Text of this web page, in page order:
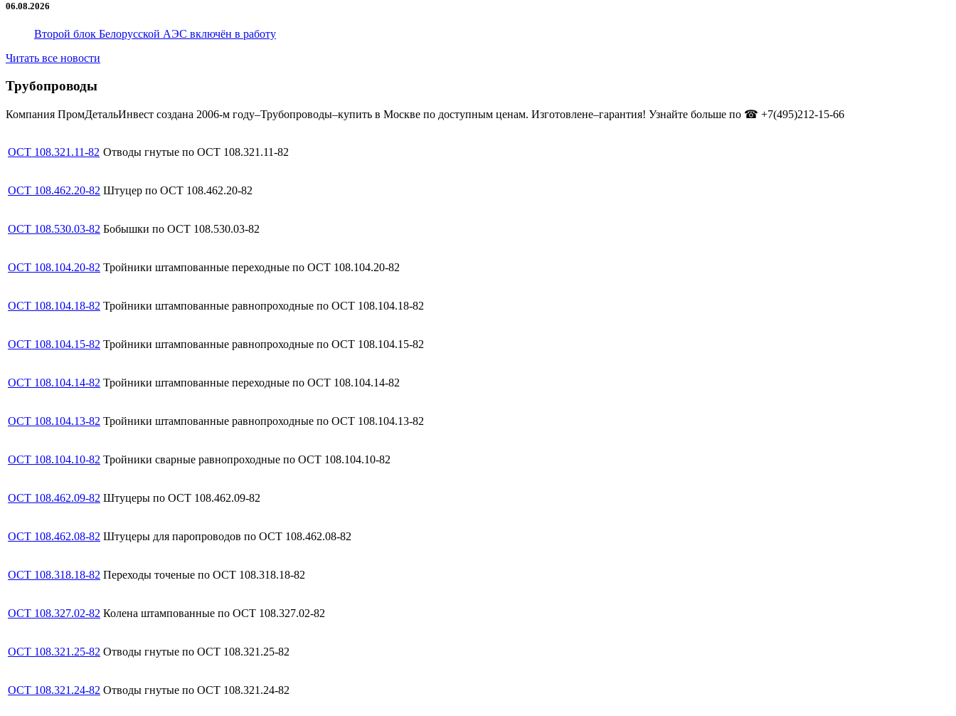
06.08.2026
Второй блок Белорусской АЭС включён в работу
Читать все новости
Трубопроводы
Компания ПромДетальИнвест создана 2006-м году–Трубопроводы–купить в Москве по доступным ценам. Изготовлене–гарантия! Узнайте больше по ☎ +7(495)212-15-66
ОСТ 108.321.11-82 Отводы гнутые по ОСТ 108.321.11-82
ОСТ 108.462.20-82 Штуцер по ОСТ 108.462.20-82
ОСТ 108.530.03-82 Бобышки по ОСТ 108.530.03-82
ОСТ 108.104.20-82 Тройники штампованные переходные по ОСТ 108.104.20-82
ОСТ 108.104.18-82 Тройники штампованные равнопроходные по ОСТ 108.104.18-82
ОСТ 108.104.15-82 Тройники штампованные равнопроходные по ОСТ 108.104.15-82
ОСТ 108.104.14-82 Тройники штампованные переходные по ОСТ 108.104.14-82
ОСТ 108.104.13-82 Тройники штампованные равнопроходные по ОСТ 108.104.13-82
ОСТ 108.104.10-82 Тройники сварные равнопроходные по ОСТ 108.104.10-82
ОСТ 108.462.09-82 Штуцеры по ОСТ 108.462.09-82
ОСТ 108.462.08-82 Штуцеры для паропроводов по ОСТ 108.462.08-82
ОСТ 108.318.18-82 Переходы точеные по ОСТ 108.318.18-82
ОСТ 108.327.02-82 Колена штампованные по ОСТ 108.327.02-82
ОСТ 108.321.25-82 Отводы гнутые по ОСТ 108.321.25-82
ОСТ 108.321.24-82 Отводы гнутые по ОСТ 108.321.24-82